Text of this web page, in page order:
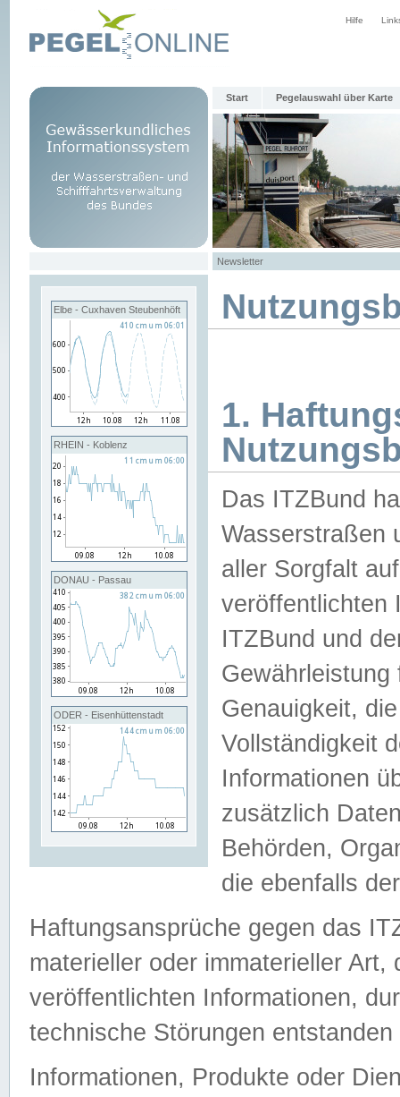
Hilfe
Start Pegelauswahl über Karte
Newsletter
Elbe - Cuxhaven Steubenhöft
RHEIN - Koblenz
DONAU - Passau
ODER - Eisenhüttenstadt
1.
Das ITZBund
Wasserstraßen
aller Sorgfalt
veröffentlichten
ITZBund und
Genauigkeit,
Vollständigkeit
Informationen
zusätzlich
Behörden,
die ebenfalls
Haftungsansprüche gegen das
materieller oder immaterieller
veröffentlichten Informationen,
technische Störungen
Informationen, Produkte oder